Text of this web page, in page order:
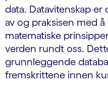
data. Datavitenskap
av og praksisen med
matematiske
verden rundt oss.
grunnleggende
fremskrittene innen